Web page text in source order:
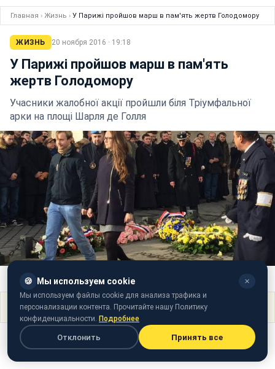
Главная › Жизнь › У Парижі пройшов марш в пам'ять жертв Голодомору
ЖИЗНЬ 20 ноября 2016 · 19:18
У Парижі пройшов марш в пам'ять
жертв Голодомору
Учасники жалобної акції пройшли біля Тріумфальної
арки на площі Шарля де Голля
Фото: Марш в пам'ять жертв Голодомору (Twitter)
Поделиться
🍪 Мы используем cookie ✕
Мы используем файлы cookie для анализа трафика и
персонализации контента. Прочитайте нашу Политику
конфиденциальности. Подробнее
Отклонить Принять все